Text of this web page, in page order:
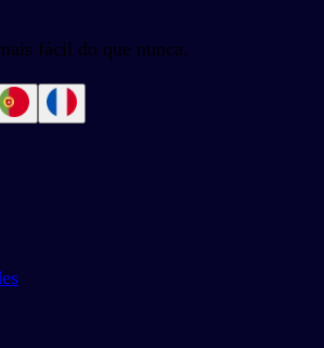
fácil do que nunca.